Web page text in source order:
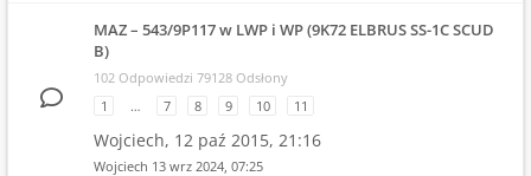
MAZ – 543/9P117 w LWP i WP (9K72 ELBRUS SS-1C SCUD
B)
102 Odpowiedzi 79128 Odsłony
1
… 7 8 9 10 11
Wojciech, 12 paź 2015, 21:16
Wojciech 13 wrz 2024, 07:25